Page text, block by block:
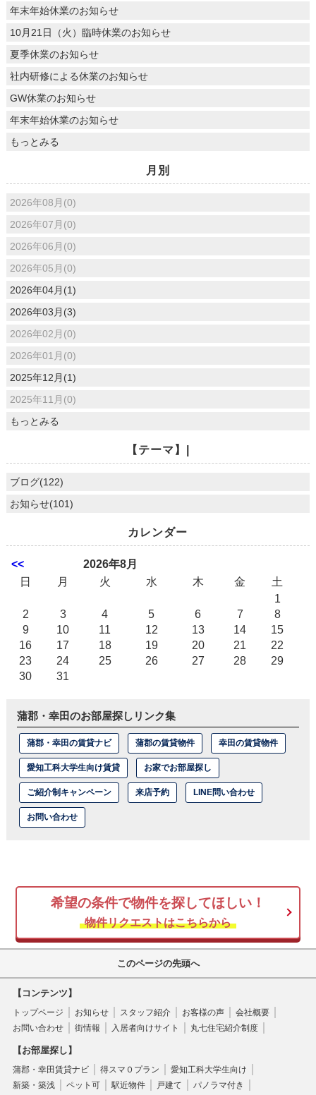
年末年始休業のお知らせ
10月21日（火）臨時休業のお知らせ
夏季休業のお知らせ
社内研修による休業のお知らせ
GW休業のお知らせ
年末年始休業のお知らせ
もっとみる
月別
2026年08月(0)
2026年07月(0)
2026年06月(0)
2026年05月(0)
2026年04月(1)
2026年03月(3)
2026年02月(0)
2026年01月(0)
2025年12月(1)
2025年11月(0)
もっとみる
【テーマ】|
ブログ(122)
お知らせ(101)
カレンダー
<<
2026年8月
日
月 火 水 木 金
土
1
2
3 4 5 6 7
8
9
10 11 12 13 14
15
16
17 18 19 20 21
22
23
24 25 26 27 28
29
30
31
蒲郡・幸田のお部屋探しリンク集
蒲郡・幸田の賃貸ナビ 蒲郡の賃貸物件 幸田の賃貸物件
愛知工科大学生向け賃貸 お家でお部屋探し
ご紹介制キャンペーン 来店予約 LINE問い合わせ
お問い合わせ
希望の条件で物件を探してほしい！
物件リクエストはこちらから
このページの先頭へ
【コンテンツ】
トップページ お知らせ スタッフ紹介 お客様の声
会社概要
お問い合わせ
街情報 入居者向けサイト 丸七住宅紹介制度
【お部屋探し】
蒲郡・幸田賃貸ナビ 得スマ０プラン
愛知工科大学生向け
新築・築浅
ペット可 駅近物件 戸建て パノラマ付き